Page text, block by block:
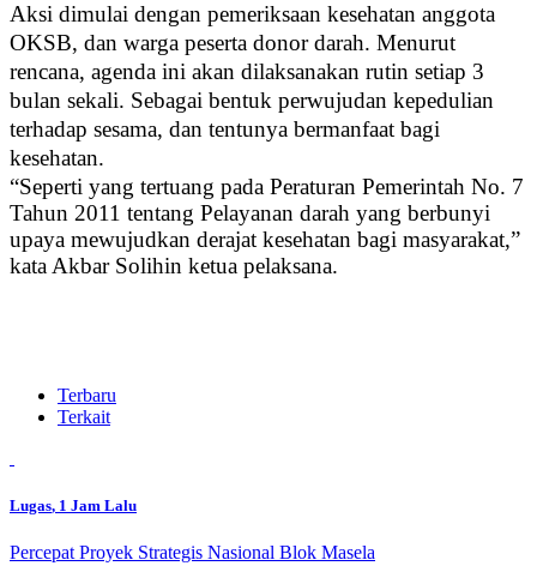
Aksi dimulai dengan pemeriksaan kesehatan anggota
OKSB, dan warga peserta donor darah. Menurut
rencana, agenda ini akan dilaksanakan rutin setiap 3
bulan sekali. Sebagai bentuk perwujudan kepedulian
terhadap sesama, dan tentunya bermanfaat bagi
kesehatan.
“Seperti yang tertuang pada Peraturan Pemerintah No. 7
Tahun 2011 tentang Pelayanan darah yang berbunyi
upaya mewujudkan derajat kesehatan bagi masyarakat,”
kata Akbar Solihin ketua pelaksana.
Terbaru
Terkait
Lugas, 1 Jam Lalu
Percepat Proyek Strategis Nasional Blok Masela